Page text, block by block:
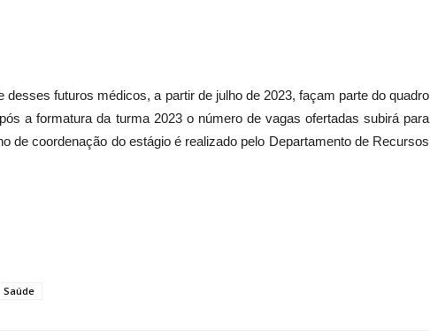
desses futuros médicos, a partir de julho de 2023, façam parte do quadro
a formatura da turma 2023 o número de vagas ofertadas subirá para
de coordenação do estágio é realizado pelo Departamento de Recursos
Saúde